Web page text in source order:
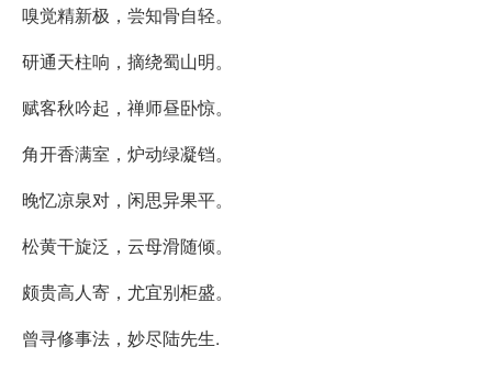
嗅觉精新极，尝知骨自轻。
研通天柱响，摘绕蜀山明。
赋客秋吟起，禅师昼卧惊。
角开香满室，炉动绿凝铛。
晚忆凉泉对，闲思异果平。
松黄干旋泛，云母滑随倾。
颇贵高人寄，尤宜别柜盛。
曾寻修事法，妙尽陆先生.